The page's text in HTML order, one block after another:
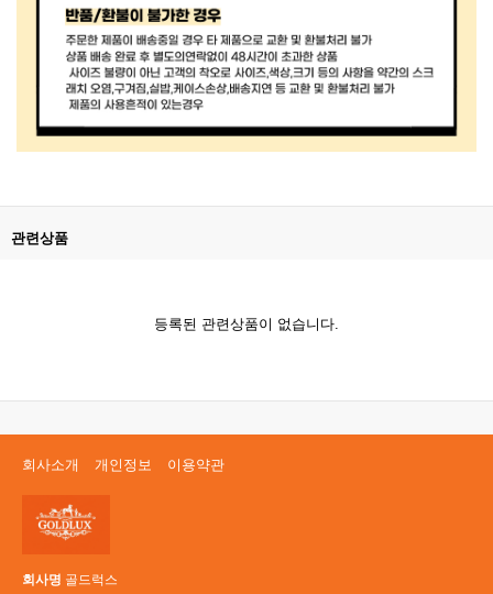
관련상품
등록된 관련상품이 없습니다.
회사소개 개인정보 이용약관
회사명 골드럭스